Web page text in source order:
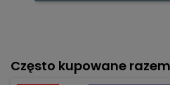
Często kupowane razem